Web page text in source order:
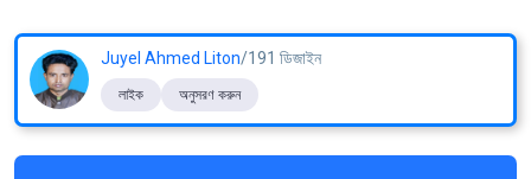
Juyel Ahmed Liton/191 ডিজাইন
লাইক অনুসরণ করুন